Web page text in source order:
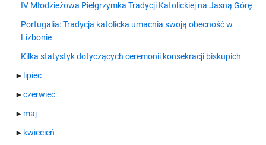
IV Młodzieżowa Pielgrzymka Tradycji Katolickiej na Jasną Górę
Portugalia: Tradycja katolicka umacnia swoją obecność w
Lizbonie
Kilka statystyk dotyczących ceremonii konsekracji biskupich
► lipiec
►czerwiec
► maj
► kwiecień